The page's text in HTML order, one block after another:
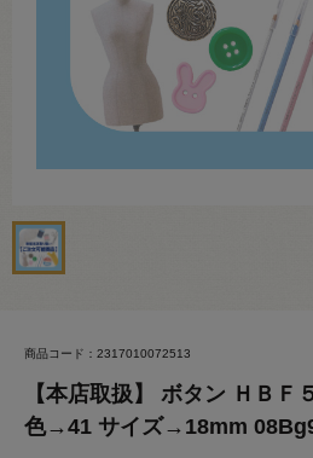
商品コード：2317010072513
【本店取扱】 ボタン ＨＢＦ
色→41 サイズ→18mm